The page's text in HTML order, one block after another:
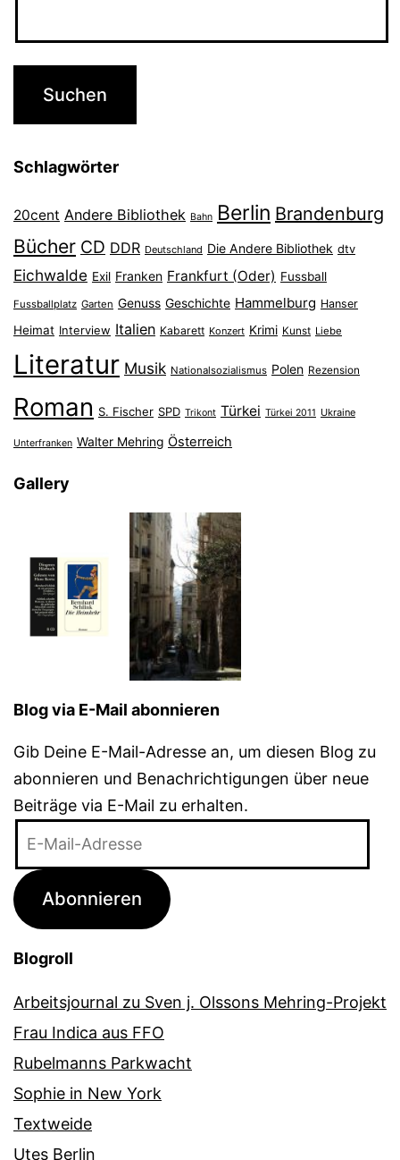
Schlagwörter
20cent Andere Bibliothek Bahn Berlin Brandenburg
Bücher CD DDR Deutschland Die Andere Bibliothek dtv
Eichwalde Exil Franken Frankfurt (Oder) Fussball
Fussballplatz Garten Genuss Geschichte Hammelburg Hanser
Heimat Interview Italien Kabarett Konzert Krimi Kunst Liebe
Literatur Musik Nationalsozialismus Polen Rezension
Roman S. Fischer SPD Trikont Türkei Türkei 2011 Ukraine
Unterfranken Walter Mehring Österreich
Gallery
Blog via E-Mail abonnieren
Gib Deine E-Mail-Adresse an, um diesen Blog zu
abonnieren und Benachrichtigungen über neue
Beiträge via E-Mail zu erhalten.
Adresse
Abonnieren
Blogroll
Arbeitsjournal zu Sven j. Olssons Mehring-Projekt
Frau Indica aus FFO
Rubelmanns Parkwacht
Sophie in New York
Textweide
Utes Berlin